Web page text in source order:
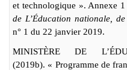
et technologique ». Annexe 1
de L’Éducation nationale,
n° 1 du 22 janvier 2019.
MINISTÈRE DE
(2019b). « Programme de